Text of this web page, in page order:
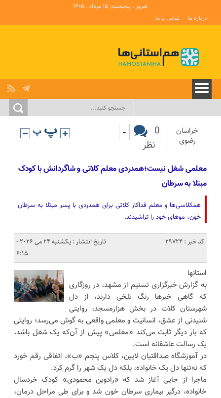
امروز : پنجشنبه, ۱۵ مرداد , ۱۴۰۵
درباره ما
تماس با ما
خراسان
رضوی
0
نظر
-
معلمی شغل نیست؛همدردی معلم کلاتی و شاگردانش با کودک
مبتلا به سرطان
همکلاسی‌ها و معلم فداکار کلاتی برای همدردی با پسر مبتلا به سرطان
خون، موهای خود را تراشیدند.
کد خبر : 29724
تاریخ انتشار : یکشنبه 24 می 2026 -
6:15
استانها
به گزارش خبرگزاری تسنیم از مشهد، در روزگاری
که گاهی خبرها رنگ تلخی دارند، از دل
شهرستان کلات در بخش هزارمسجد، روایتی
شنیدنی از عشق، انسانیت و معلمی واقعی به گوش می‌رسد؛ روایتی
که بار دیگر ثابت می‌کند «معلمی» پیش از آن‌که یک شغل باشد،
یک رسالت عاشقانه است.
در آموزشگاه صداقتیان لایین، کلاس پنجم «ب»، اتفاقی رقم خورد
که نه‌تنها دل یک خانواده، بلکه دل یک شهر را گرم کرد.
ماجرا از جایی آغاز شد که «رادوین محمودی» کودک خردسال
خانواده، درگیر بیماری سرطان خون شد و برای طی مراحل درمان،